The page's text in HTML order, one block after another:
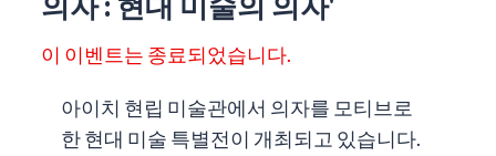
이 이벤트는 종료되었습니다.
아이치 현립 미술관에서 의자를 모티브로
한 현대 미술 특별전이 개최되고 있습니다.